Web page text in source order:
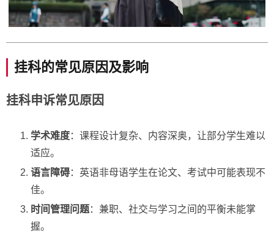
挂科的常见原因及影响
挂科申诉常见原因
学术难度：课程设计复杂、内容深奥，让部分学生难以
适应。
语言障碍：英语非母语学生在论文、考试中可能表现不
佳。
时间管理问题：兼职、社交与学习之间的平衡未能掌
握。